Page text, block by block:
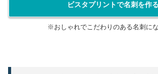
ビスタプリントで名刺を作る
※おしゃれでこだわりのある名刺に